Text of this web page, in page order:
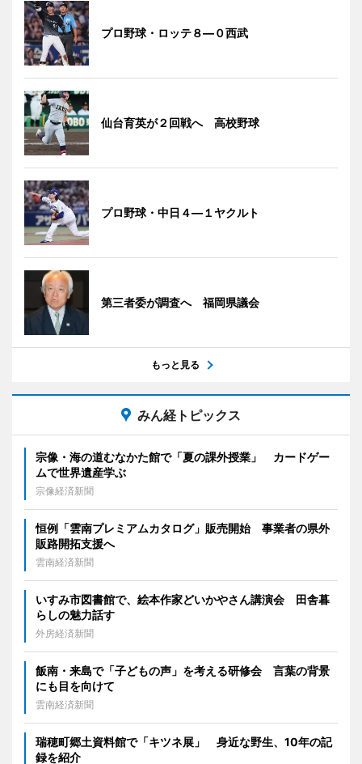
プロ野球・ロッテ８―０西武
仙台育英が２回戦へ 高校野球
プロ野球・中日４―１ヤクルト
第三者委が調査へ 福岡県議会
もっと見る
みん経トピックス
宗像・海の道むなかた館で「夏の課外授業」 カードゲー
ムで世界遺産学ぶ
宗像経済新聞
恒例「雲南プレミアムカタログ」販売開始 事業者の県外
販路開拓支援へ
雲南経済新聞
いすみ市図書館で、絵本作家どいかやさん講演会 田舎暮
らしの魅力話す
外房経済新聞
飯南・来島で「子どもの声」を考える研修会 言葉の背景
にも目を向けて
雲南経済新聞
瑞穂町郷土資料館で「キツネ展」 身近な野生、10年の記
録を紹介